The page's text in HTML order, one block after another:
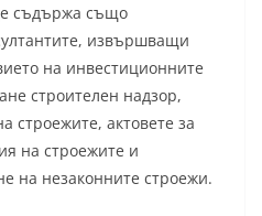
съдържа също
извършващи
на инвестиционните
строителен надзор,
строежите, актовете за
на строежите и
на незаконните строежи.